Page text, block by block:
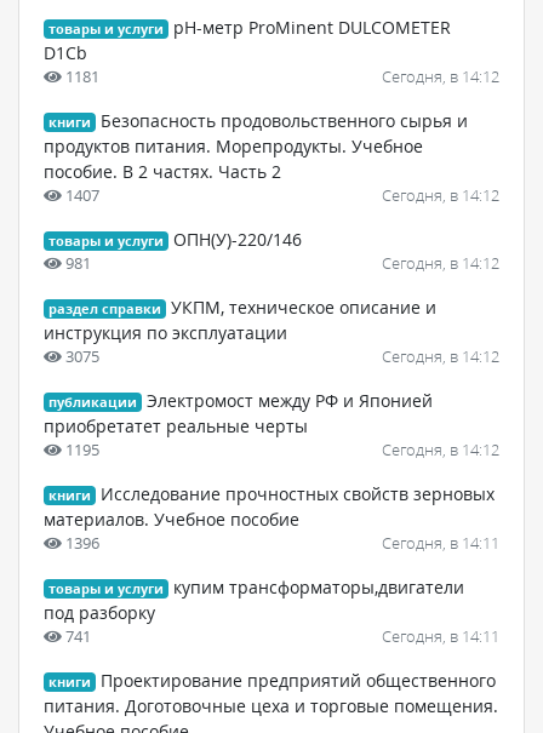
товары и услуги
pH-метр ProMinent DULCOMETER
D1Cb
1181 Сегодня, в 14:12
книги
Безопасность продовольственного сырья и
продуктов питания. Морепродукты. Учебное
пособие. В 2 частях. Часть 2
1407 Сегодня, в 14:12
товары и услуги ОПН(У)-220/146
981 Сегодня, в 14:12
раздел справки
УКПМ, техническое описание и
инструкция по эксплуатации
3075 Сегодня, в 14:12
публикации
Электромост между РФ и Японией
приобретатет реальные черты
1195 Сегодня, в 14:12
книги
Исследование прочностных свойств зерновых
материалов. Учебное пособие
1396 Сегодня, в 14:11
товары и услуги
купим трансформаторы,двигатели
под разборку
741 Сегодня, в 14:11
книги
Проектирование предприятий общественного
питания. Доготовочные цеха и торговые помещения.